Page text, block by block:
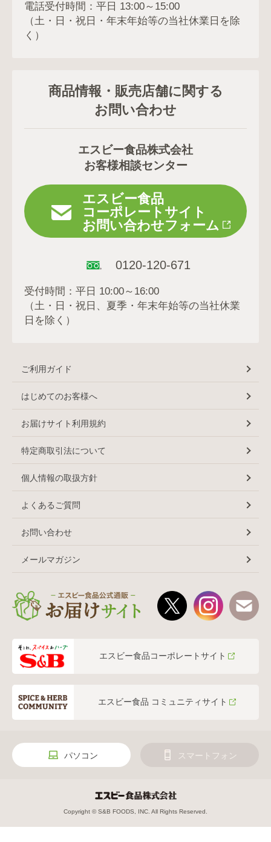
電話受付時間：平日 13:00～15:00
（土・日・祝日・年末年始等の当社休業日を除
く）
商品情報・販売店舗に関する
お問い合わせ
エスビー食品株式会社
お客様相談センター
エスビー食品
コーポレートサイト
お問い合わせフォーム
0120-120-671
受付時間：平日 10:00～16:00
（土・日・祝日、夏季・年末年始等の当社休業
日を除く）
ご利用ガイド
はじめてのお客様へ
お届けサイト利用規約
特定商取引法について
個人情報の取扱方針
よくあるご質問
お問い合わせ
メールマガジン
エスビー食品コーポレートサイト
エスビー食品 コミュニティサイト
パソコン スマートフォン
Copyright © S&B FOODS, INC. All Rights Reserved.